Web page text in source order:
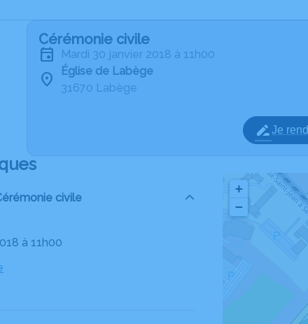
Cérémonie civile
mardi 30 janvier 2018 à 11h00
Église de Labège
31670 Labège
Je
civile
à 11h00
+
−